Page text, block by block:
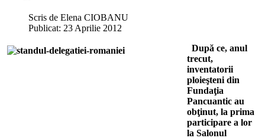
Scris de Elena CIOBANU
Publicat: 23 Aprilie 2012
După ce, anul
trecut,
inventatorii
ploieşteni din
Fundaţia
Pancuantic au
obţinut, la prima
participare a lor
la Salonul